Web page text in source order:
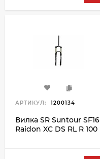
АРТИКУЛ: 1200134
Вилка SR Suntour SF16
Raidon XC DS RL R 100